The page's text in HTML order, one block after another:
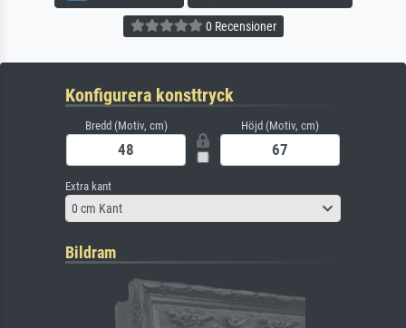
0 Recensioner
Konfigurera konsttryck
Bredd (Motiv, cm) Höjd (Motiv, cm)
Extra kant
0 cm Kant
Bildram